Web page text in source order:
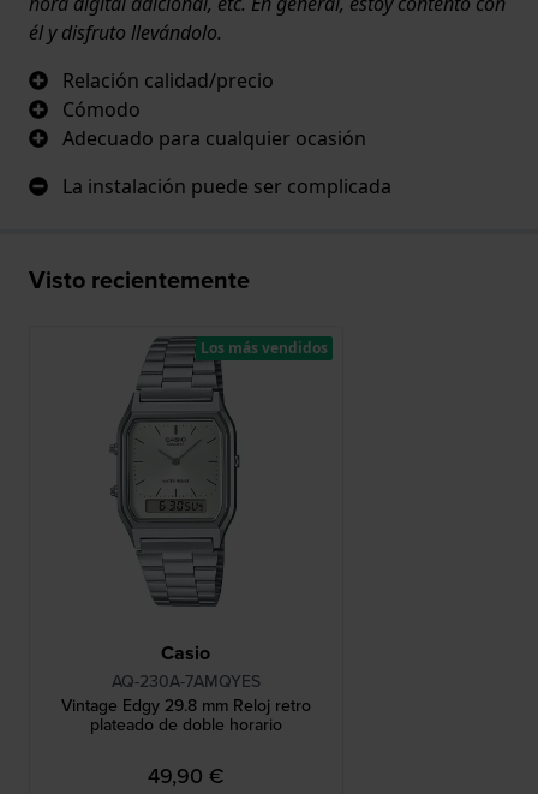
él y disfruto llevándolo.
Relación calidad/precio
Cómodo
Adecuado para cualquier ocasión
La instalación puede ser complicada
Visto recientemente
Casio
AQ-230A-7AMQYES
Vintage Edgy 29.8 mm Reloj retro
plateado de doble horario
49,90 €
Los más vendidos